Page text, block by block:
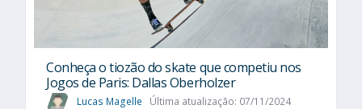
Conheça o tiozão do skate que competiu nos
Jogos de Paris: Dallas Oberholzer
Lucas Magelle Última atualização: 07/11/2024